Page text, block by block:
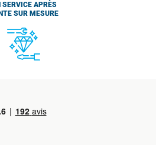
SERVICE APRÈS
SUR MESURE